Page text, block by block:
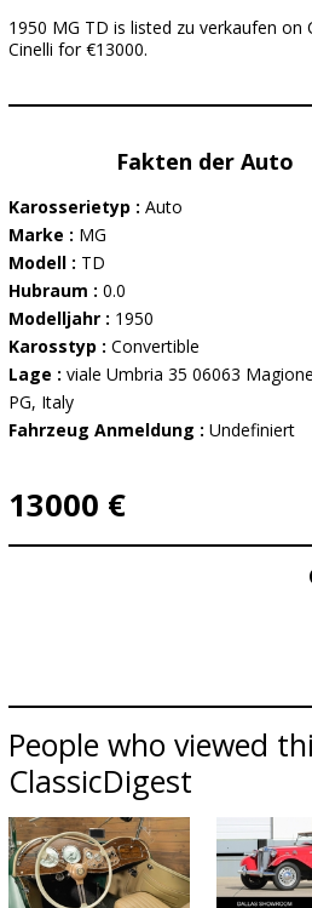
1950 MG TD is listed zu verkaufen on
Cinelli for €13000.
Fakten der Auto
Karosserietyp : Auto
Marke : MG
Modell : TD
Hubraum : 0.0
Modelljahr : 1950
Karosstyp : Convertible
Lage : viale Umbria 35 06063
PG, Italy
Fahrzeug Anmeldung : Undefiniert
13000 €
People who viewed
ClassicDigest